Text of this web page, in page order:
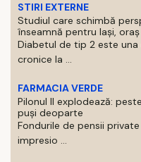
STIRI EXTERNE
Studiul care schimbă
înseamnă pentru Iași,
Diabetul de tip 2 este
cronice la ...
FARMACIA VERDE
Pilonul II explodează:
puși deoparte
Fondurile de pensii
impresio ...